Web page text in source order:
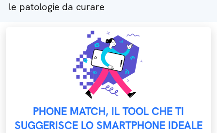
le patologie da curare
PHONE MATCH, IL TOOL CHE TI
SUGGERISCE LO SMARTPHONE IDEALE